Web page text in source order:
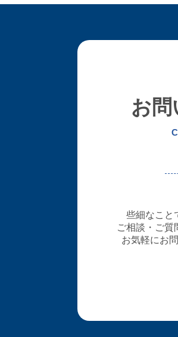
お問
些細なこと
ご相談・ご質
お気軽にお